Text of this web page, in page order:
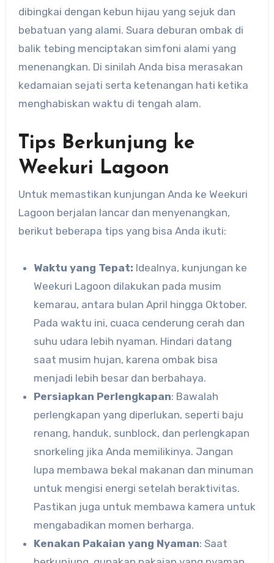
dibingkai dengan kebun hijau yang sejuk dan
bebatuan yang alami. Suara deburan ombak di
balik tebing menciptakan simfoni alami yang
menenangkan. Di sinilah Anda bisa merasakan
kedamaian sejati serta ketenangan hati ketika
menghabiskan waktu di tengah alam.
Tips Berkunjung ke
Weekuri Lagoon
Untuk memastikan kunjungan Anda ke Weekuri
Lagoon berjalan lancar dan menyenangkan,
berikut beberapa tips yang bisa Anda ikuti:
Waktu yang Tepat: Idealnya, kunjungan ke
Weekuri Lagoon dilakukan pada musim
kemarau, antara bulan April hingga Oktober.
Pada waktu ini, cuaca cenderung cerah dan
suhu udara lebih nyaman. Hindari datang
saat musim hujan, karena ombak bisa
menjadi lebih besar dan berbahaya.
Persiapkan Perlengkapan: Bawalah
perlengkapan yang diperlukan, seperti baju
renang, handuk, sunblock, dan perlengkapan
snorkeling jika Anda memilikinya. Jangan
lupa membawa bekal makanan dan minuman
untuk mengisi energi setelah beraktivitas.
Pastikan juga untuk membawa kamera untuk
mengabadikan momen berharga.
Kenakan Pakaian yang Nyaman: Saat